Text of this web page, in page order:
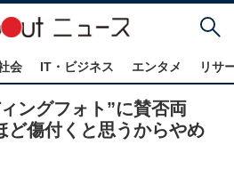
会 IT・ビジネス エンタメ リサ
ングフォト”に賛否両
ど傷付くと思うからやめ